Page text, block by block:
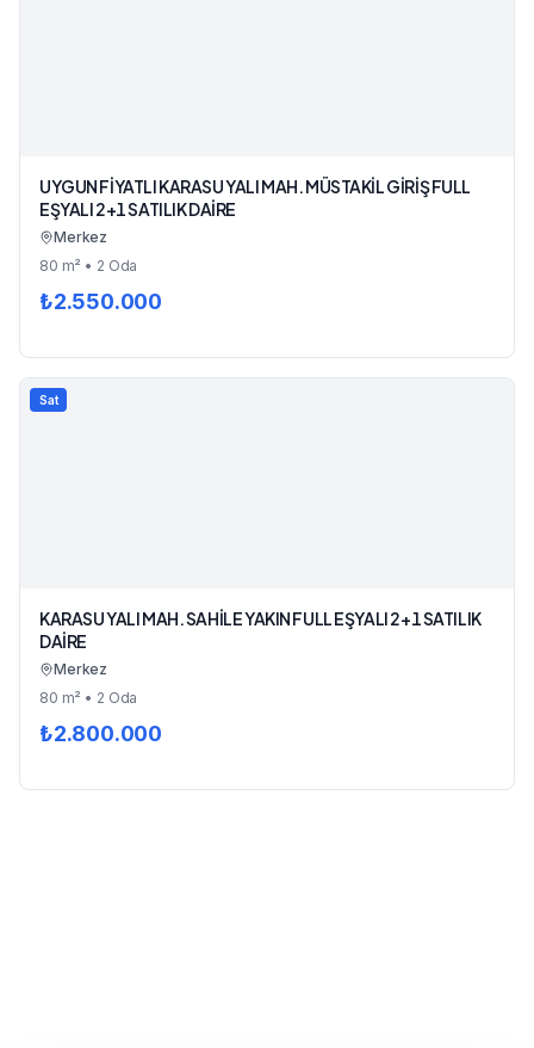
UYGUN FİYATLI KARASU YALI MAH. MÜSTAKİL GİRİŞ FULL
EŞYALI 2+1 SATILIK DAİRE
Merkez
80 m² • 2 Oda
₺2.550.000
Sat
KARASU YALI MAH. SAHİLE YAKIN FULL EŞYALI 2+1 SATILIK
DAİRE
Merkez
80 m² • 2 Oda
₺2.800.000